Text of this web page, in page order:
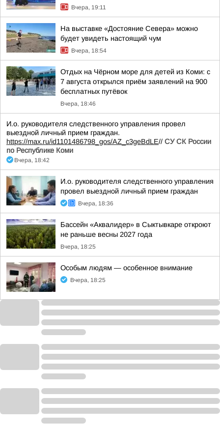
Вчера, 19:11
На выставке «Достояние Севера» можно
будет увидеть настоящий чум
Вчера, 18:54
Отдых на Чёрном море для детей из Коми: с
7 августа открылся приём заявлений на 900
бесплатных путёвок
Вчера, 18:46
И.о. руководителя следственного управления провел
выездной личный прием граждан.
https://max.ru/id1101486798_gos/AZ_c3geBdLE// СУ СК России
по Республике Коми
Вчера, 18:42
И.о. руководителя следственного управления
провел выездной личный прием граждан
Вчера, 18:36
Бассейн «Аквалидер» в Сыктывкаре откроют
не раньше весны 2027 года
Вчера, 18:25
Особым людям — особенное внимание
Вчера, 18:25